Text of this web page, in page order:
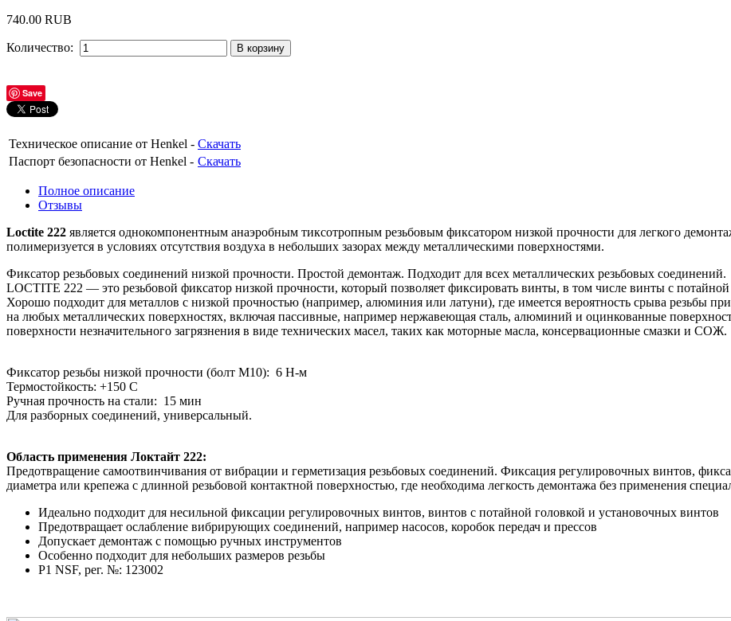
740.00 RUB
Количество:
Save
Техническое описание от Henkel - Скачать
Паспорт безопасности от Henkel - Скачать
Полное описание
Отзывы
Loctite 222 является однокомпонентным анаэробным тиксотропным резьбовым фиксатором низкой прочности для легкого
полимеризуется в условиях отсутствия воздуха в небольших зазорах между металлическими поверхностями.
Фиксатор резьбовых соединений низкой прочности. Простой демонтаж. Подходит для всех металлических резьбовых соединений.
LOCTITE 222 — это резьбовой фиксатор низкой прочности, который позволяет фиксировать винты, в том числе винты с
Хорошо подходит для металлов с низкой прочностью (например, алюминия или латуни), где имеется вероятность срыва резьбы
на любых металлических поверхностях, включая пассивные, например нержавеющая сталь, алюминий и оцинкованные
поверхности незначительного загрязнения в виде технических масел, таких как моторные масла, консервационные смазки и СОЖ.
Фиксатор резьбы низкой прочности (болт М10): 6 Н-м
Термостойкость: +150 С
Ручная прочность на стали: 15 мин
Для разборных соединений, универсальный.
Область применения Локтайт 222:
Предотвращение самоотвинчивания от вибрации и герметизация резьбовых соединений. Фиксация регулировочных винтов,
диаметра или крепежа с длинной резьбовой контактной поверхностью, где необходима легкость демонтажа без применения
Идеально подходит для несильной фиксации регулировочных винтов, винтов с потайной головкой и установочных винтов
Предотвращает ослабление вибрирующих соединений, например насосов, коробок передач и прессов
Допускает демонтаж с помощью ручных инструментов
Особенно подходит для небольших размеров резьбы
P1 NSF, рег. №: 123002